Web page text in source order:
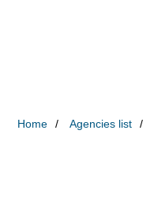
Home Agencies list